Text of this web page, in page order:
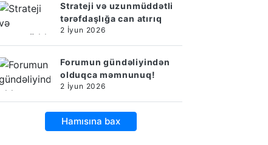
Strateji və uzunmüddətli
tərəfdaşlığa can atırıq
2 İyun 2026
Forumun gündəliyindən
olduqca məmnunuq!
2 İyun 2026
Hamısına bax